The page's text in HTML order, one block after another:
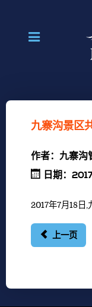
九寨沟景区
作者： 九寨沟
日期：
2017年7月18日,
上一页